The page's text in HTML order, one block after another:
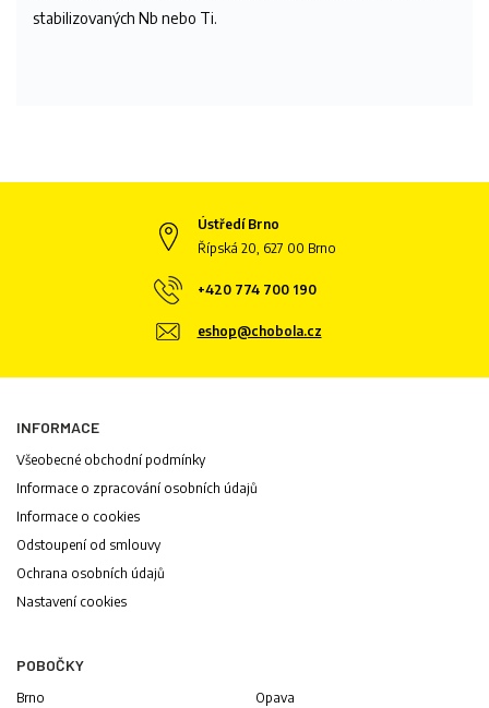
stabilizovaných Nb nebo Ti.
Ústředí Brno
Řípská 20, 627 00 Brno
+420 774 700 190
eshop@chobola.cz
INFORMACE
Všeobecné obchodní podmínky
Informace o zpracování osobních údajů
Informace o cookies
Odstoupení od smlouvy
Ochrana osobních údajů
Nastavení cookies
POBOČKY
Brno Opava